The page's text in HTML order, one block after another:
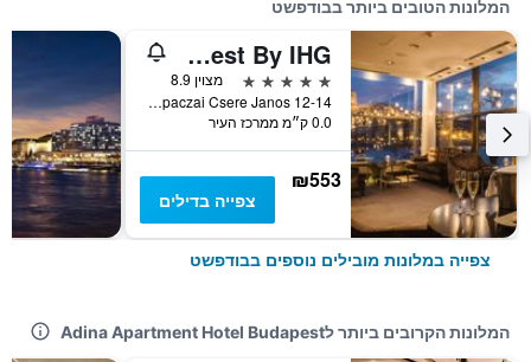
המלונות הטובים ביותר בבודפשט
Intercontinental Hotels Budapest By IHG
5 כוכבים
מצוין 8.9
Apaczai Csere Janos 12-14, בודפשט, הונגריה
0.0 ק״מ ממרכז העיר
₪553
צפייה בדילים
צפייה במלונות מובילים נוספים בבודפשט
המלונות הקרובים ביותר לAdina Apartment Hotel Budapest